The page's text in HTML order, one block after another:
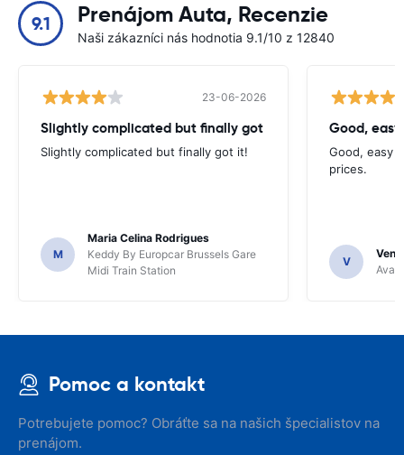
9.1 Prenájom Auta, Recenzie
Naši zákazníci nás hodnotia 9.1/10 z 12840
23-06-2026
Slightly complicated but finally got
Slightly complicated but finally got it!
M
Maria Celina Rodrigues
Keddy By Europcar Brussels Gare
Midi Train Station
Good,
Good, easy
prices.
V
Pomoc a kontakt
Potrebujete pomoc? Obráťte sa na našich špecialistov na
prenájom.